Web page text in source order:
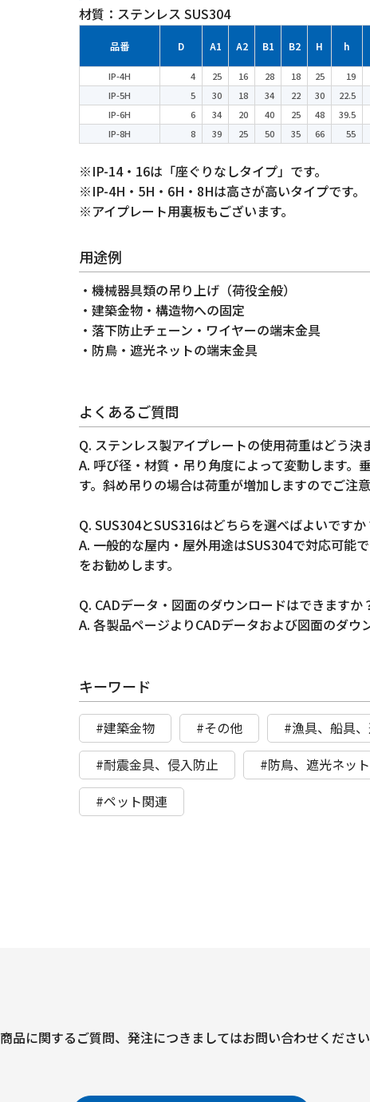
材質：ステンレス SUS304
品番 D A1 A2 B1 B2 H h
IP-4H 4 25 16 28 18 25
19
IP-5H
5 30 18 34 22 30
22.5
IP-6H
6 34 20 40 25 48
39.5
IP-8H
8 39 25 50 35 66 55
※IP-14・16は「座ぐりなしタイプ」です。
※IP-4H・5H・6H・8Hは高さが高いタイプです。
※アイプレート用裏板もございます。
用途例
・機械器具類の吊り上げ（荷役全般）
・建築金物・構造物への固定
・落下防止チェーン・ワイヤーの端末金具
・防鳥・遮光ネットの端末金具
よくあるご質問
Q. ステンレス製アイプレートの使用荷重はどう決
A. 呼び径・材質・吊り角度によって変動します
す。斜め吊りの場合は荷重が増加しますのでご注
Q. SUS304とSUS316はどちらを選べばよいですか
A. 一般的な屋内・屋外用途はSUS304で対応可能
をお勧めします。
Q. CADデータ・図面のダウンロードはできますか
A. 各製品ページよりCADデータおよび図面のダ
キーワード
#建築金物 #その他
#漁具、船具
#耐震金具、侵入防止
#防鳥、遮光ネット
#ペット関連
商品に関するご質問、 発注につきましてはお問い合わせくださ